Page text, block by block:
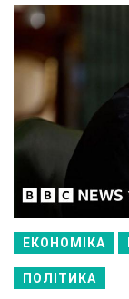
ЕКОНОМІКА
ПОЛІТИКА